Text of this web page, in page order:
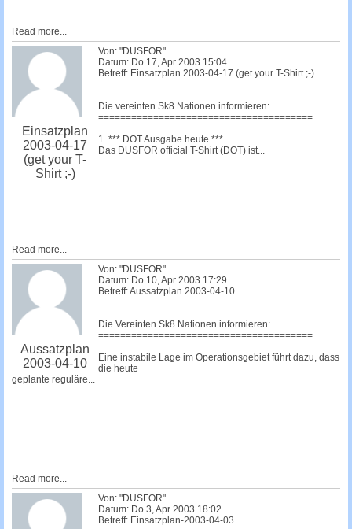
Read more...
Einsatzplan
2003-04-17
(get your T-
Shirt ;-)
Von: "DUSFOR"
Datum: Do 17, Apr 2003 15:04
Betreff: Einsatzplan 2003-04-17 (get your T-Shirt ;-)
Die vereinten Sk8 Nationen informieren:
=======================================
1. *** DOT Ausgabe heute ***
Das DUSFOR official T-Shirt (DOT) ist...
Read more...
Aussatzplan
2003-04-10
Von: "DUSFOR"
Datum: Do 10, Apr 2003 17:29
Betreff: Aussatzplan 2003-04-10
Die Vereinten Sk8 Nationen informieren:
=======================================
Eine instabile Lage im Operationsgebiet führt dazu, dass
die heute
geplante reguläre...
Read more...
Von: "DUSFOR"
Datum: Do 3, Apr 2003 18:02
Betreff: Einsatzplan-2003-04-03